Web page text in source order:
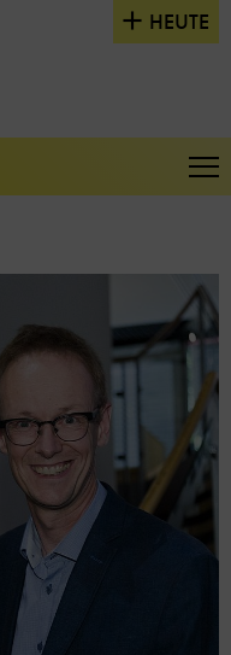
HEUTE